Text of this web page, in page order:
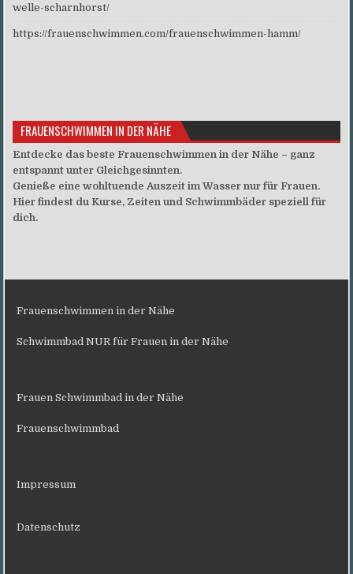
welle-scharnhorst/
https://frauenschwimmen.com/frauenschwimmen-hamm/
FRAUENSCHWIMMEN IN DER NÄHE
Entdecke das beste Frauenschwimmen in der Nähe – ganz
entspannt unter Gleichgesinnten.
Genieße eine wohltuende Auszeit im Wasser nur für Frauen.
Hier findest du Kurse, Zeiten und Schwimmbäder speziell für
dich.
Frauenschwimmen in der Nähe
Schwimmbad NUR für Frauen in der Nähe
Frauen Schwimmbad in der Nähe
Frauenschwimmbad
Impressum
Datenschutz